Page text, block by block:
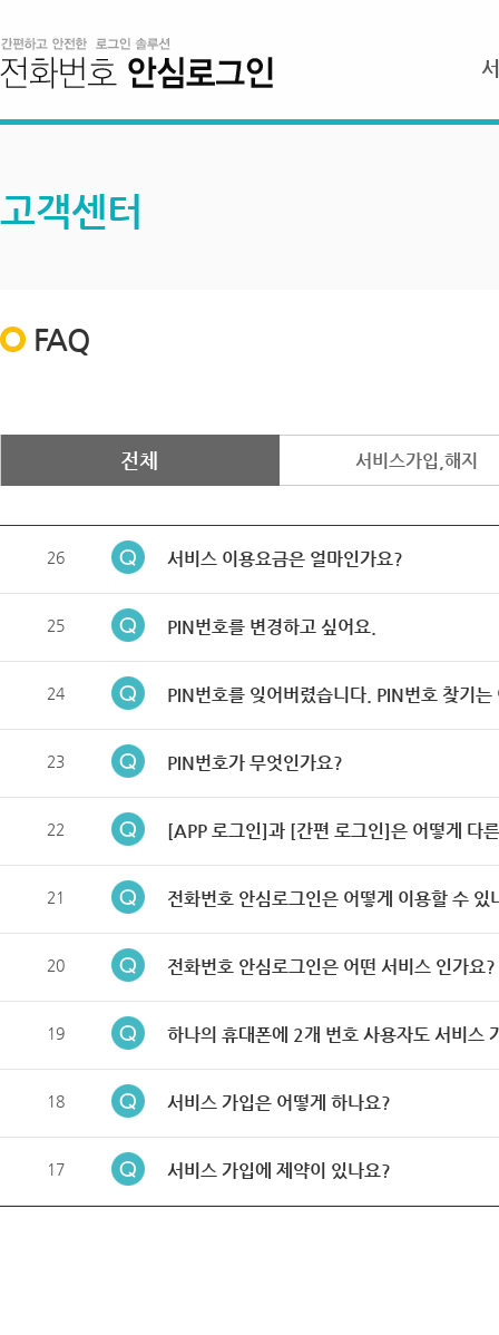
고객센터
FAQ
전체 서비스가입,해지
26 서비스 이용요금은 얼마인가요?
25 PIN번호를 변경하고 싶어요.
24 PIN번호를 잊어버렸습니다. PIN번호 찾기는
23 PIN번호가 무엇인가요?
22 [APP 로그인]과 [간편 로그인]은 어떻게 다
21 전화번호 안심로그인은 어떻게 이용할 수 있
20 전화번호 안심로그인은 어떤 서비스 인가요?
19 하나의 휴대폰에 2개 번호 사용자도 서비스
18 서비스 가입은 어떻게 하나요?
17 서비스 가입에 제약이 있나요?